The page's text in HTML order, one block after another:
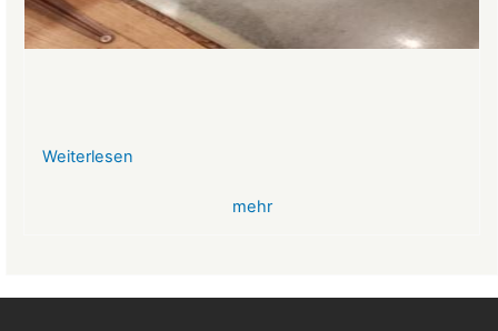
Weiterlesen
mehr